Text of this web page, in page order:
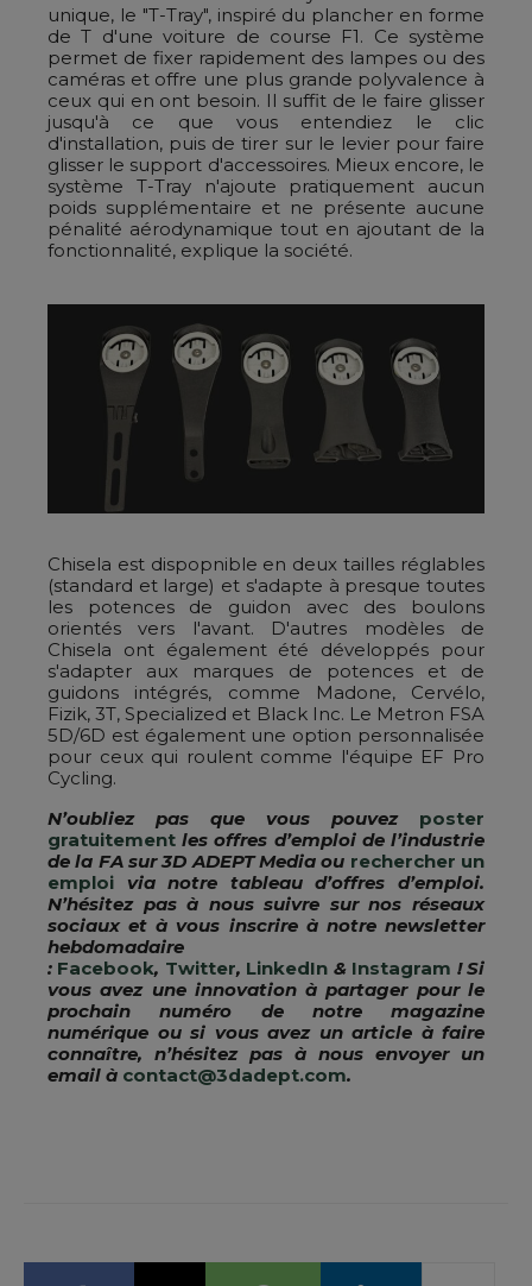
unique, le "T-Tray", inspiré du plancher en forme
de T d'une voiture de course F1. Ce système
permet de fixer rapidement des lampes ou des
caméras et offre une plus grande polyvalence à
ceux qui en ont besoin. Il suffit de le faire glisser
jusqu'à ce que vous entendiez le clic
d'installation, puis de tirer sur le levier pour faire
glisser le support d'accessoires. Mieux encore, le
système T-Tray n'ajoute pratiquement aucun
poids supplémentaire et ne présente aucune
pénalité aérodynamique tout en ajoutant de la
fonctionnalité, explique la société.
Chisela est dispopnible en deux tailles réglables
(standard et large) et s'adapte à presque toutes
les potences de guidon avec des boulons
orientés vers l'avant. D'autres modèles de
Chisela ont également été développés pour
s'adapter aux marques de potences et de
guidons intégrés, comme Madone, Cervélo,
Fizik, 3T, Specialized et Black Inc. Le Metron FSA
5D/6D est également une option personnalisée
pour ceux qui roulent comme l'équipe EF Pro
Cycling.
N’oubliez pas que vous pouvez poster
gratuitement les offres d’emploi de l’industrie
de la FA sur 3D ADEPT Media ou rechercher un
emploi via notre tableau d’offres d’emploi.
N’hésitez pas à nous suivre sur nos réseaux
sociaux et à vous inscrire à notre newsletter
hebdomadaire
: Facebook, Twitter, LinkedIn & Instagram ! Si
vous avez une innovation à partager pour le
prochain numéro de notre magazine
numérique ou si vous avez un article à faire
connaître, n’hésitez pas à nous envoyer un
email à contact@3dadept.com.